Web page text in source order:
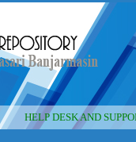
HELP DESK AND